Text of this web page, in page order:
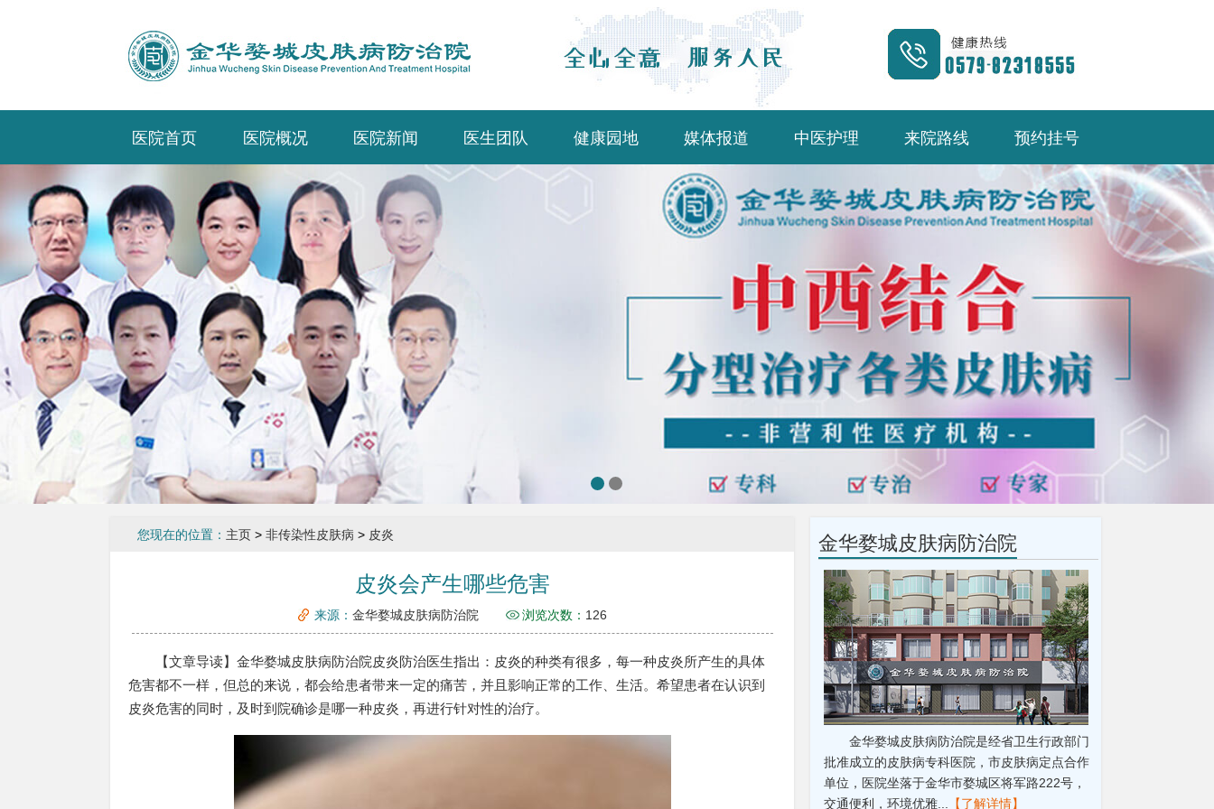
医院首页 医院概况 医院新闻 医生团队 健康园地 媒体报道 中医护理 来院路线 预约挂号
您现在的位置： 主页 > 非传染性皮肤病 > 皮炎
皮炎会产生哪些危害
来源： 金华婺城皮肤病防治院 浏览次数： 126
【文章导读】金华婺城皮肤病防治院皮炎防治医生指出：皮炎的种类有很多，每一种皮炎所产生的具体
危害都不一样，但总的来说，都会给患者带来一定的痛苦，并且影响正常的工作、生活。希望患者在认识到
皮炎危害的同时，及时到院确诊是哪一种皮炎，再进行针对性的治疗。
金华婺城皮肤病防治院
金华婺城皮肤病防治院是经省卫生行政部门
批准成立的皮肤病专科医院，市皮肤病定点合作
单位，医院坐落于金华市婺城区将军路222号，
交通便利，环境优雅...
【了解详情】